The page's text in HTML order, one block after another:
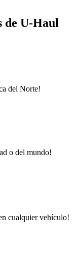
de U-Haul
del Norte!
o del mundo!
cualquier vehículo!